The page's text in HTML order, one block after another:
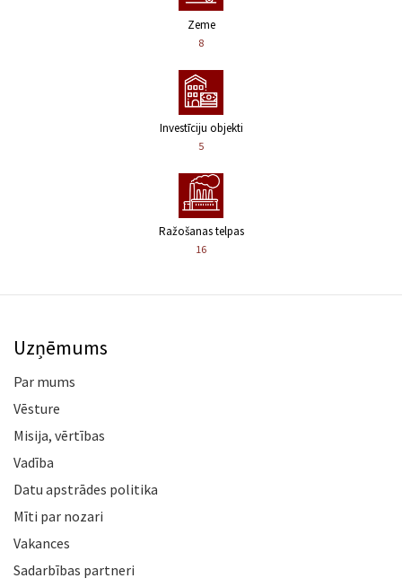
Zeme
8
Investīciju objekti
5
Ražošanas telpas
16
Uzņēmums
Par mums
Vēsture
Misija, vērtības
Vadība
Datu apstrādes politika
Mīti par nozari
Vakances
Sadarbības partneri